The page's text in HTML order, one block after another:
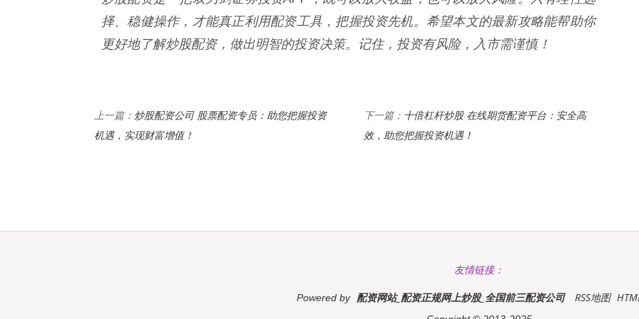
择、稳健操作，才能真正利用配资工具，把握投资先机。希望本文的最新攻略能帮助你
更好地了解炒股配资，做出明智的投资决策。记住，投资有风险，入市需谨慎！
上一篇： 炒股配资公司 股票配资专员：助您把握投资
机遇，实现财富增值！
下一篇： 十倍杠杆炒股 在线期货配资平台：安全高
效，助您把握投资机遇！
友情链接：
Powered by 配资网站_配资正规网上炒股_全国前三配资公司 RSS地图